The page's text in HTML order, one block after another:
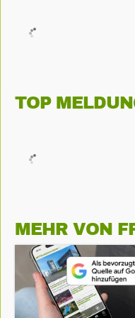
TOP
MEHR VON